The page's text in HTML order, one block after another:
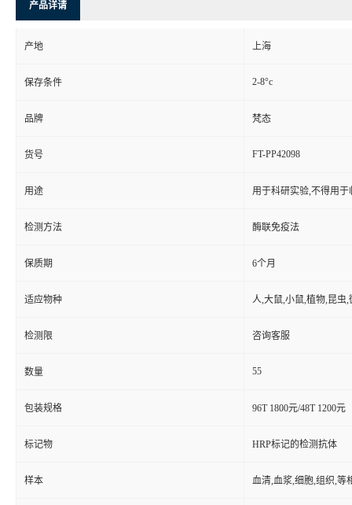
产品详请
产地 上海
保存条件 2-8°c
品牌 梵态
货号 FT-PP42098
用途 用于科研实验,不得用于
检测方法 酶联免疫法
保质期 6个月
适应物种 人,大鼠,小鼠,植物,昆虫,
检测限 咨询客服
数量 55
包装规格 96T 1800元/48T 1200元
标记物 HRP标记的检测抗体
样本 血清,血浆,细胞,组织,等